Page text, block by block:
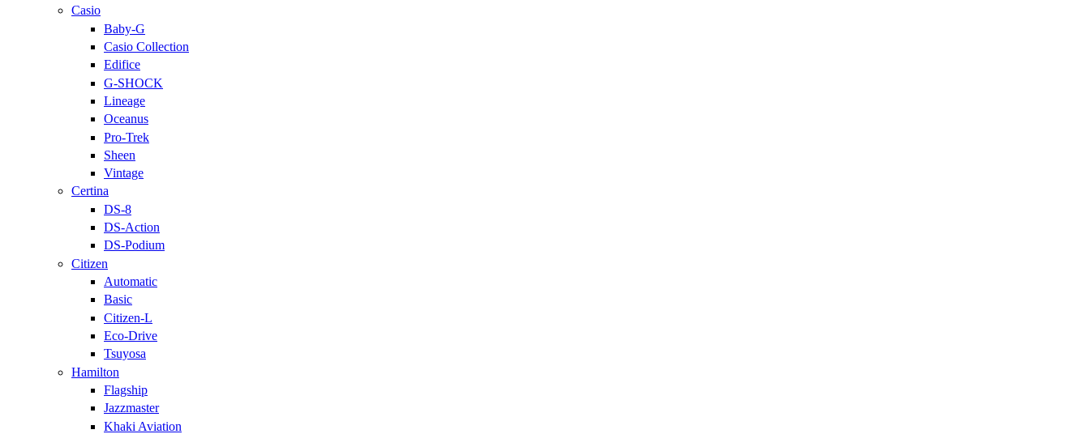
Casio
Baby-G
Casio Collection
Edifice
G-SHOCK
Lineage
Oceanus
Pro-Trek
Sheen
Vintage
Certina
DS-8
DS-Action
DS-Podium
Citizen
Automatic
Basic
Citizen-L
Eco-Drive
Tsuyosa
Hamilton
Flagship
Jazzmaster
Khaki Aviation